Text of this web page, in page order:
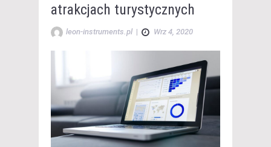
atrakcjach turystycznych
leon-instruments.pl | Wrz 4, 2020